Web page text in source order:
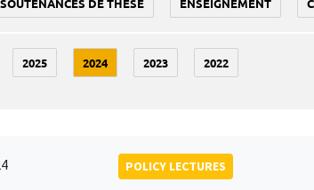
SOUTENANCES DE THÈSE ENSEIGNEMENT
2025 2024 2023 2022
POLICY LECTURES